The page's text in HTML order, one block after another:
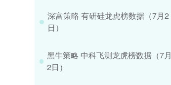
深富策略 有研硅龙虎榜数据（7月2
日）
黑牛策略 中科飞测龙虎榜数据（7月
2日）